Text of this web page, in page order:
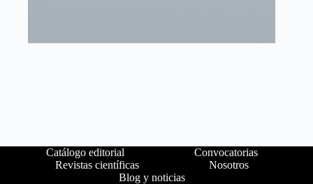
Catálogo editorial
Convocatorias
Revistas científicas
Nosotros
Blog y noticias